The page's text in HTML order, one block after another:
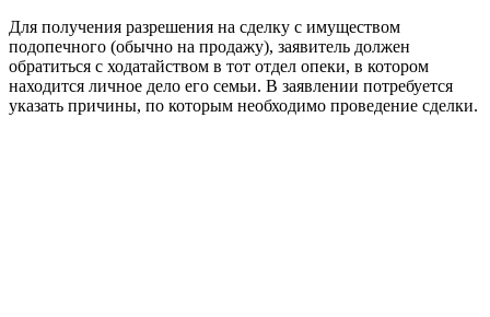
Для получения разрешения на сделку с имуществом
подопечного (обычно на продажу), заявитель должен
обратиться с ходатайством в тот отдел опеки, в котором
находится личное дело его семьи. В заявлении потребуется
указать причины, по которым необходимо проведение сделки.